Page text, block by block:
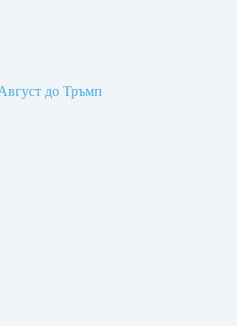
до Тръмп